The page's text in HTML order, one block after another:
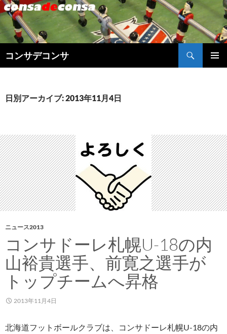
コンサデコンサ
索
ン
キ
ッ
プ
日別アーカイブ: 2013年11月4日
ニュース2013
コンサドーレ札幌U-18の内
山裕貴選手、前寛之選手が
トップチームへ昇格
2013年11月4日
北海道フットボールクラブは、コンサドーレ札幌U-18の内